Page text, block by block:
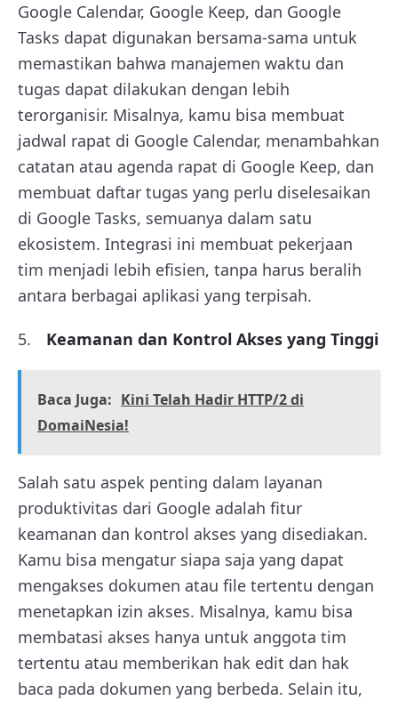
Google Calendar, Google Keep, dan Google
Tasks dapat digunakan bersama-sama untuk
memastikan bahwa manajemen waktu dan
tugas dapat dilakukan dengan lebih
terorganisir. Misalnya, kamu bisa membuat
jadwal rapat di Google Calendar, menambahkan
catatan atau agenda rapat di Google Keep, dan
membuat daftar tugas yang perlu diselesaikan
di Google Tasks, semuanya dalam satu
ekosistem. Integrasi ini membuat pekerjaan
tim menjadi lebih efisien, tanpa harus beralih
antara berbagai aplikasi yang terpisah.
Keamanan dan Kontrol Akses yang Tinggi
Baca Juga: Kini Telah Hadir HTTP/2 di
DomaiNesia!
Salah satu aspek penting dalam layanan
produktivitas dari Google adalah fitur
keamanan dan kontrol akses yang disediakan.
Kamu bisa mengatur siapa saja yang dapat
mengakses dokumen atau file tertentu dengan
menetapkan izin akses. Misalnya, kamu bisa
membatasi akses hanya untuk anggota tim
tertentu atau memberikan hak edit dan hak
baca pada dokumen yang berbeda. Selain itu,